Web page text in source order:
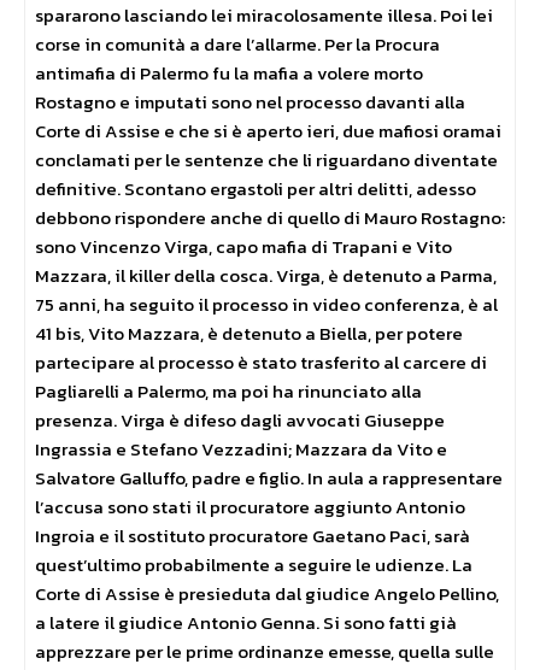
spararono lasciando lei miracolosamente illesa. Poi lei
corse in comunità a dare l’allarme. Per la Procura
antimafia di Palermo fu la mafia a volere morto
Rostagno e imputati sono nel processo davanti alla
Corte di Assise e che si è aperto ieri, due mafiosi oramai
conclamati per le sentenze che li riguardano diventate
definitive. Scontano ergastoli per altri delitti, adesso
debbono rispondere anche di quello di Mauro Rostagno:
sono Vincenzo Virga, capo mafia di Trapani e Vito
Mazzara, il killer della cosca. Virga, è detenuto a Parma,
75 anni, ha seguito il processo in video conferenza, è al
41 bis, Vito Mazzara, è detenuto a Biella, per potere
partecipare al processo è stato trasferito al carcere di
Pagliarelli a Palermo, ma poi ha rinunciato alla
presenza. Virga è difeso dagli avvocati Giuseppe
Ingrassia e Stefano Vezzadini; Mazzara da Vito e
Salvatore Galluffo, padre e figlio. In aula a rappresentare
l’accusa sono stati il procuratore aggiunto Antonio
Ingroia e il sostituto procuratore Gaetano Paci, sarà
quest’ultimo probabilmente a seguire le udienze. La
Corte di Assise è presieduta dal giudice Angelo Pellino,
a latere il giudice Antonio Genna. Si sono fatti già
apprezzare per le prime ordinanze emesse, quella sulle